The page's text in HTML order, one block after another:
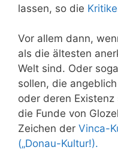
lassen, so die
Vor allem dann,
als die ältesten
Welt sind. Oder
sollen, die
oder deren
die Funde von
Zeichen der Vinca-
(„Donau-Kultur!).